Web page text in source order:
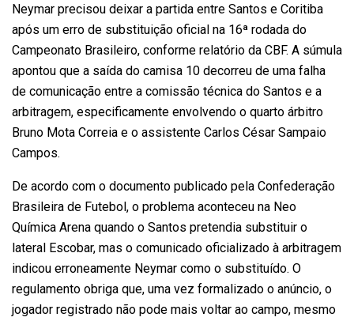
Neymar precisou deixar a partida entre Santos e Coritiba
após um erro de substituição oficial na 16ª rodada do
Campeonato Brasileiro, conforme relatório da CBF. A súmula
apontou que a saída do camisa 10 decorreu de uma falha
de comunicação entre a comissão técnica do Santos e a
arbitragem, especificamente envolvendo o quarto árbitro
Bruno Mota Correia e o assistente Carlos César Sampaio
Campos.
De acordo com o documento publicado pela Confederação
Brasileira de Futebol, o problema aconteceu na Neo
Química Arena quando o Santos pretendia substituir o
lateral Escobar, mas o comunicado oficializado à arbitragem
indicou erroneamente Neymar como o substituído. O
regulamento obriga que, uma vez formalizado o anúncio, o
jogador registrado não pode mais voltar ao campo, mesmo